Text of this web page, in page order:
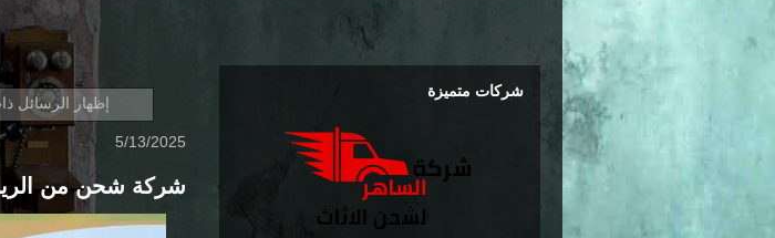
‏إظهار الرسائل
5/13/2025
شركة شحن من الرياض الى
شركات متميزة